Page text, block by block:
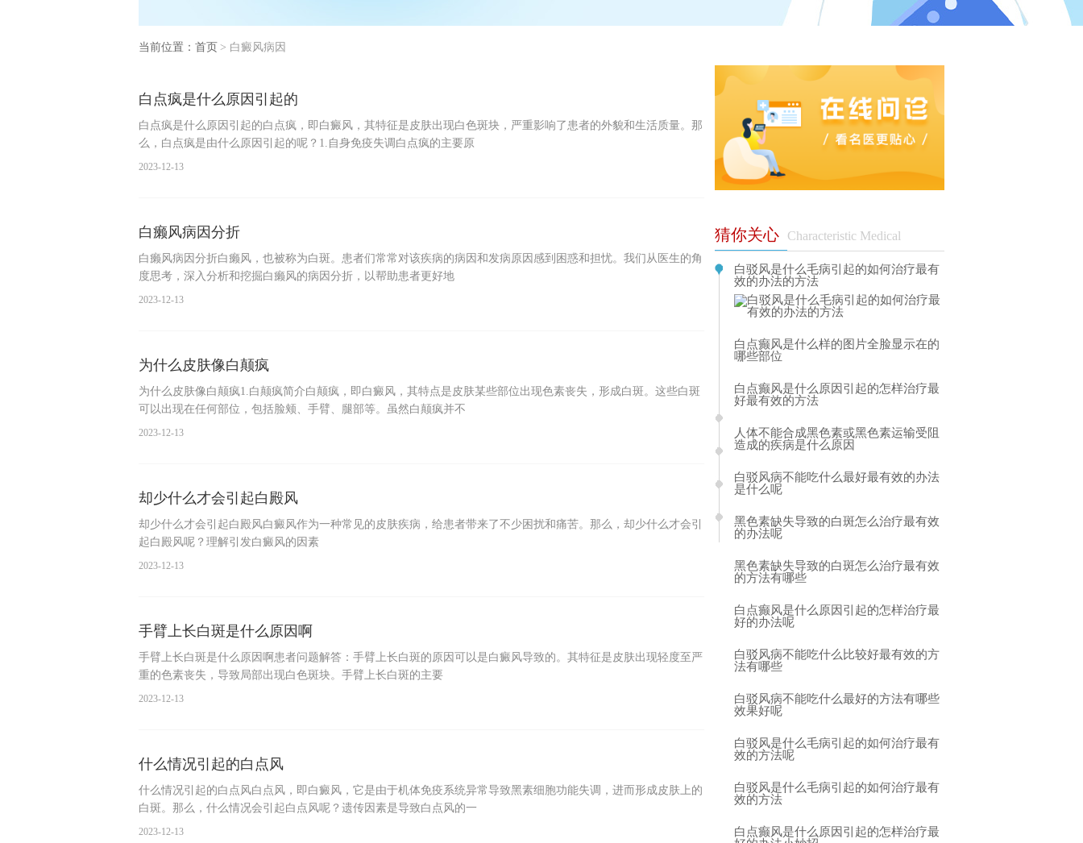
当前位置： 首页 > 白癜风病因
白点疯是什么原因引起的
白点疯是什么原因引起的白点疯，即白癜风，其特征是皮肤出现白色斑块，严重影响了患者的外貌和生活质量。那
么，白点疯是由什么原因引起的呢？1.自身免疫失调白点疯的主要原
2023-12-13
白癞风病因分折
白癞风病因分折白癞风，也被称为白斑。患者们常常对该疾病的病因和发病原因感到困惑和担忧。我们从医生的角
度思考，深入分析和挖掘白癞风的病因分折，以帮助患者更好地
2023-12-13
为什么皮肤像白颠疯
为什么皮肤像白颠疯1.白颠疯简介白颠疯，即白癜风，其特点是皮肤某些部位出现色素丧失，形成白斑。这些白斑
可以出现在任何部位，包括脸颊、手臂、腿部等。虽然白颠疯并不
2023-12-13
却少什么才会引起白殿风
却少什么才会引起白殿风白癜风作为一种常见的皮肤疾病，给患者带来了不少困扰和痛苦。那么，却少什么才会引
起白殿风呢？理解引发白癜风的因素
2023-12-13
手臂上长白斑是什么原因啊
手臂上长白斑是什么原因啊患者问题解答：手臂上长白斑的原因可以是白癜风导致的。其特征是皮肤出现轻度至严
重的色素丧失，导致局部出现白色斑块。手臂上长白斑的主要
2023-12-13
什么情况引起的白点风
什么情况引起的白点风白点风，即白癜风，它是由于机体免疫系统异常导致黑素细胞功能失调，进而形成皮肤上的
白斑。那么，什么情况会引起白点风呢？遗传因素是导致白点风的一
2023-12-13
猜你关心 Characteristic Medical
白驳风是什么毛病引起的如何治疗最有
效的办法的方法
白点癫风是什么样的图片全脸显示在的
哪些部位
白点癫风是什么原因引起的怎样治疗最
好最有效的方法
人体不能合成黑色素或黑色素运输受阻
造成的疾病是什么原因
白驳风病不能吃什么最好最有效的办法
是什么呢
黑色素缺失导致的白斑怎么治疗最有效
的办法呢
黑色素缺失导致的白斑怎么治疗最有效
的方法有哪些
白点癫风是什么原因引起的怎样治疗最
好的办法呢
白驳风病不能吃什么比较好最有效的方
法有哪些
白驳风病不能吃什么最好的方法有哪些
效果好呢
白驳风是什么毛病引起的如何治疗最有
效的方法呢
白驳风是什么毛病引起的如何治疗最有
效的方法
白点癫风是什么原因引起的怎样治疗最